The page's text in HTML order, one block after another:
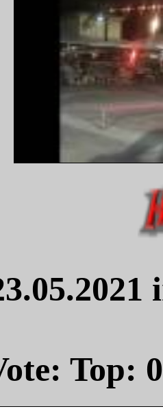
Top: 0